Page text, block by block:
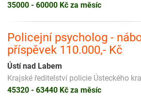
35000 - 60000 Kč za měsíc
Policejní psycholog -
příspěvek 110.000,- Kč
Ústí nad Labem
Krajské ředitelství policie Ústeckého
45320 - 63440 Kč za měsíc